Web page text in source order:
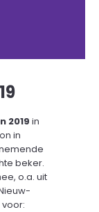
2019 in
in
beker.
o.a. uit